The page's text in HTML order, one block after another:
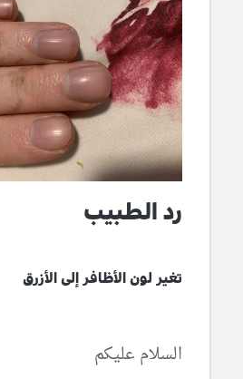
رد الطبيب
تغير لون الأظافر إلى الأزرق
السلام عليكم